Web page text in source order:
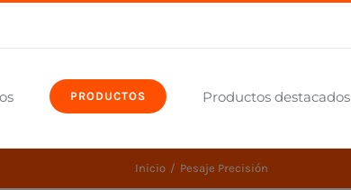
PRODUCTOS Productos destacados
Inicio Pesaje Precisión